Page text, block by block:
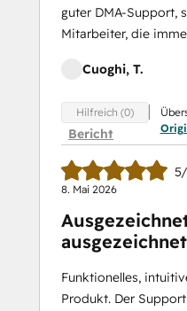
guter DMA-Support,
Mitarbeiter, die
Cuoghi, T.
Hilfreich (0)
Bericht
8. Mai 2026
Funktionelles,
Produkt. Der